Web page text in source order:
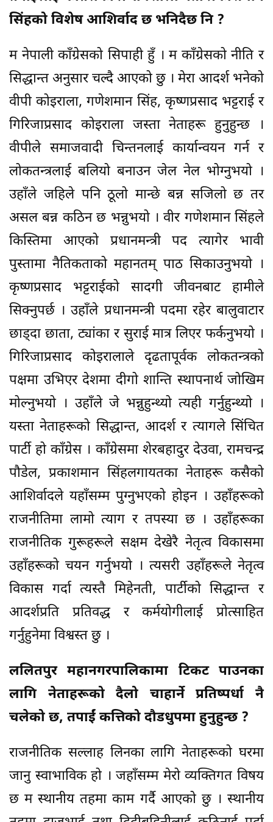
सिंहको विशेष आशिर्वाद छ भनिदैछ नि ?
म नेपाली काँग्रेसको सिपाही हुँ । म काँग्रेसको नीति र
सिद्धान्त अनुसार चल्दै आएको छु । मेरा आदर्श भनेको
वीपी कोइराला, गणेशमान सिंह, कृष्णप्रसाद भट्टराई र
गिरिजाप्रसाद कोइराला जस्ता नेताहरू हुनुहुन्छ ।
वीपीले समाजवादी चिन्तनलाई कार्यान्वयन गर्न र
लोकतन्त्रलाई बलियो बनाउन जेल नेल भोग्नुभयो ।
उहाँले जहिले पनि ठूलो मान्छे बन्न सजिलो छ तर
असल बन्न कठिन छ भन्नुभयो । वीर गणेशमान सिंहले
किस्तिमा आएको प्रधानमन्त्री पद त्यागेर भावी
पुस्तामा नैतिकताको महानतम् पाठ सिकाउनुभयो ।
कृष्णप्रसाद भट्टराईको सादगी जीवनबाट हामीले
सिक्नुपर्छ । उहाँले प्रधानमन्त्री पदमा रहेर बालुवाटार
छाड्दा छाता, ट्यांका र सुराई मात्र लिएर फर्कनुभयो ।
गिरिजाप्रसाद कोइरालाले दृढतापूर्वक लोकतन्त्रको
पक्षमा उभिएर देशमा दीगो शान्ति स्थापनार्थ जोखिम
मोल्नुभयो । उहाँले जे भन्नुहुन्थ्यो त्यही गर्नुहुन्थ्यो ।
यस्ता नेताहरूको सिद्धान्त, आदर्श र त्यागले सिंचित
पार्टी हो काँग्रेस । काँग्रेसमा शेरबहादुर देउवा, रामचन्द्र
पौडेल, प्रकाशमान सिंहलगायतका नेताहरू कसैको
आशिर्वादले यहाँसम्म पुग्नुभएको होइन । उहाँहरूको
राजनीतिमा लामो त्याग र तपस्या छ । उहाँहरूका
राजनीतिक गुरूहरूले सक्षम देखेरै नेतृत्व विकासमा
उहाँहरूको चयन गर्नुभयो । त्यसरी उहाँहरूले नेतृत्व
विकास गर्दा त्यस्तै मिहेनती, पार्टीको सिद्धान्त र
आदर्शप्रति प्रतिवद्ध र कर्मयोगीलाई प्रोत्साहित
गर्नुहुनेमा विश्वस्त छु ।
ललितपुर महानगरपालिकामा टिकट पाउनका
लागि नेताहरूको दैलो चाहार्ने प्रतिष्पर्धा नै
चलेको छ, तपाईं कत्तिको दौडधुपमा हुनुहुन्छ ?
राजनीतिक सल्लाह लिनका लागि नेताहरूको घरमा
जानु स्वाभाविक हो । जहाँसम्म मेरो व्यक्तिगत विषय
छ म स्थानीय तहमा काम गर्दै आएको छु । स्थानीय